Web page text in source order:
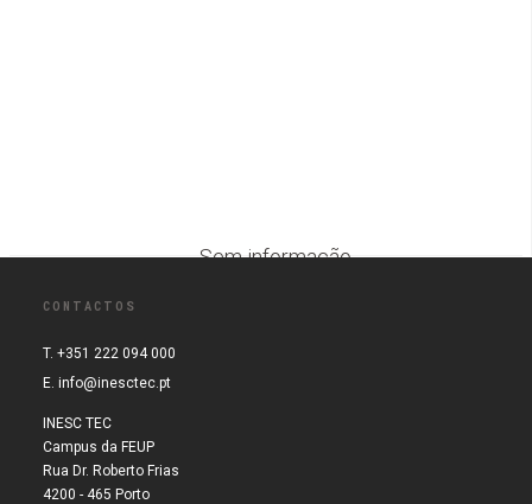
Sem informação
CONTACTOS
T. +351 222 094 000
E. info@inesctec.pt
INESC TEC
Campus da FEUP
Rua Dr. Roberto Frias
4200 - 465 Porto